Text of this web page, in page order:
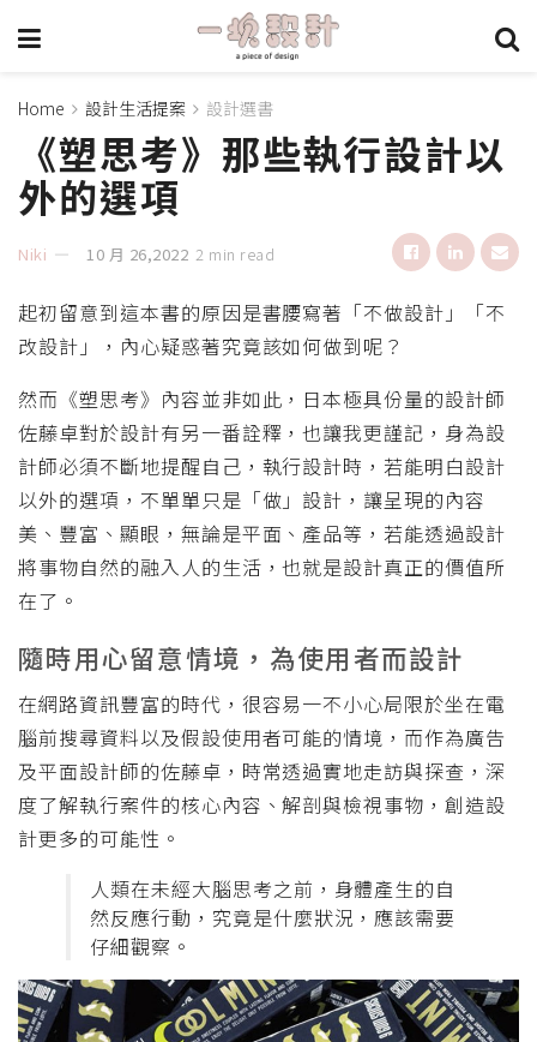
Home 設計生活提案 設計選書
《塑思考》那些執行設計以
外的選項
Niki 10 月 26,2022 2 min read
起初留意到這本書的原因是書腰寫著「不做設計」「不
改設計」，內心疑惑著究竟該如何做到呢？
然而《塑思考》內容並非如此，日本極具份量的設計師
佐藤卓對於設計有另一番詮釋，也讓我更謹記，身為設
計師必須不斷地提醒自己，執行設計時，若能明白設計
以外的選項，不單單只是「做」設計，讓呈現的內容
美、豐富、顯眼，無論是平面、產品等，若能透過設計
將事物自然的融入人的生活，也就是設計真正的價值所
在了。
隨時用心留意情境，為使用者而設計
在網路資訊豐富的時代，很容易一不小心局限於坐在電
腦前搜尋資料以及假設使用者可能的情境，而作為廣告
及平面設計師的佐藤卓，時常透過實地走訪與探查，深
度了解執行案件的核心內容、解剖與檢視事物，創造設
計更多的可能性。
人類在未經大腦思考之前，身體產生的自
然反應行動，究竟是什麼狀況，應該需要
仔細觀察。